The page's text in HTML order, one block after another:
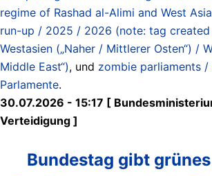
regime of Rashad al-Alimi and West
run-up / 2025 / 2026 (note: tag created
Westasien („Naher / Mittlerer Osten“) /
Middle East“), und zombie parliaments
Parlamente.
30.07.2026 - 15:17 [
Verteidigung ]
Bundestag gibt